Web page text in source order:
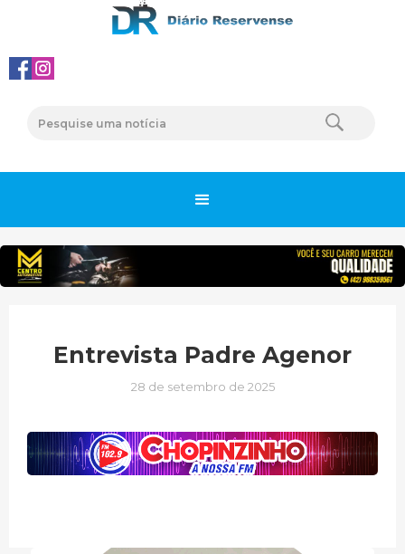
Entrevista Padre Agenor
28 de setembro de 2025